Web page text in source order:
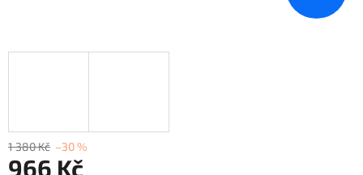
1 380 Kč –30 %
966 Kč